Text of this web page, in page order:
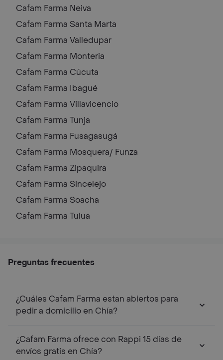
Cafam Farma Neiva
Cafam Farma Santa Marta
Cafam Farma Valledupar
Cafam Farma Monteria
Cafam Farma Cúcuta
Cafam Farma Ibagué
Cafam Farma Villavicencio
Cafam Farma Tunja
Cafam Farma Fusagasugá
Cafam Farma Mosquera/ Funza
Cafam Farma Zipaquira
Cafam Farma Sincelejo
Cafam Farma Soacha
Cafam Farma Tulua
Preguntas frecuentes
¿Cuáles Cafam Farma estan abiertos para
pedir a domicilio en Chía?
¿Cafam Farma ofrece con Rappi 15 días de
envíos gratis en Chía?